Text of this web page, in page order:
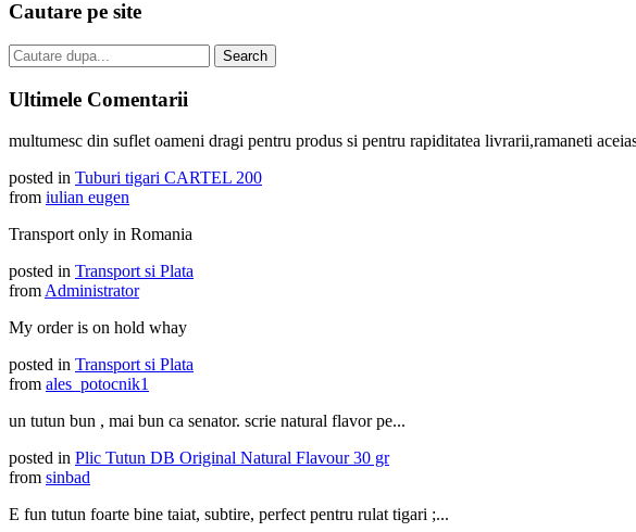
Cautare pe site
Ultimele Comentarii
multumesc din suflet oameni dragi pentru produs si pentru rapiditatea livrarii,ramaneti
posted in Tuburi tigari CARTEL 200
from iulian eugen
Transport only in Romania
posted in Transport si Plata
from Administrator
My order is on hold whay
posted in Transport si Plata
from ales_potocnik1
un tutun bun , mai bun ca senator. scrie natural flavor pe...
posted in Plic Tutun DB Original Natural Flavour 30 gr
from sinbad
E fun tutun foarte bine taiat, subtire, perfect pentru rulat tigari ;...